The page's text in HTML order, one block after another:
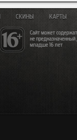
Сайт может
не
младше 16 лет
СКИНЫ КАРТЫ